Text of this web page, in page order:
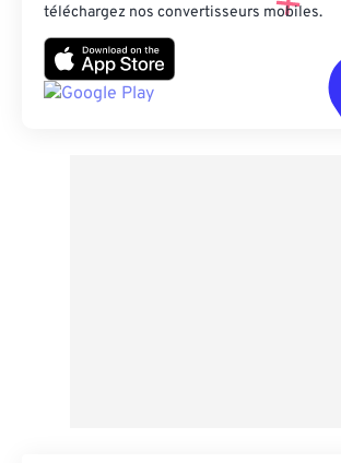
téléchargez nos convertisseurs mobiles.